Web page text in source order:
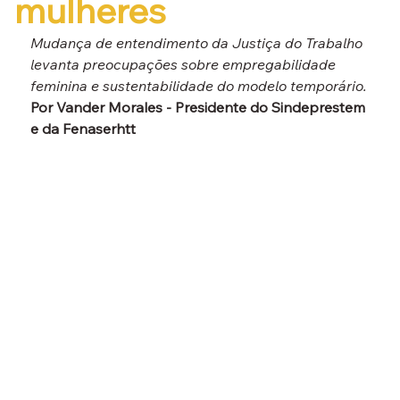
mulheres
Mudança de entendimento da Justiça do Trabalho
levanta preocupações sobre empregabilidade
feminina e sustentabilidade do modelo temporário.
Por Vander Morales - Presidente do Sindeprestem
e da Fenaserhtt